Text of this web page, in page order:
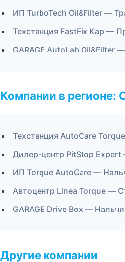
ИП TurboTech Oil&Filter —
Техстанция FastFix Кар —
GARAGE AutoLab Oil&Filter
Компании в регионе:
Техстанция AutoCare
Дилер-центр PitStop
ИП Torque AutoCare —
Автоцентр Linea Torque —
GARAGE Drive Box —
Другие компании